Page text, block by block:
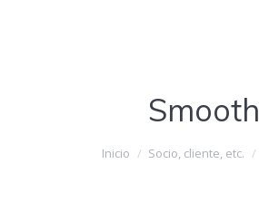
Smooth
Inicio Socio, cliente, etc.